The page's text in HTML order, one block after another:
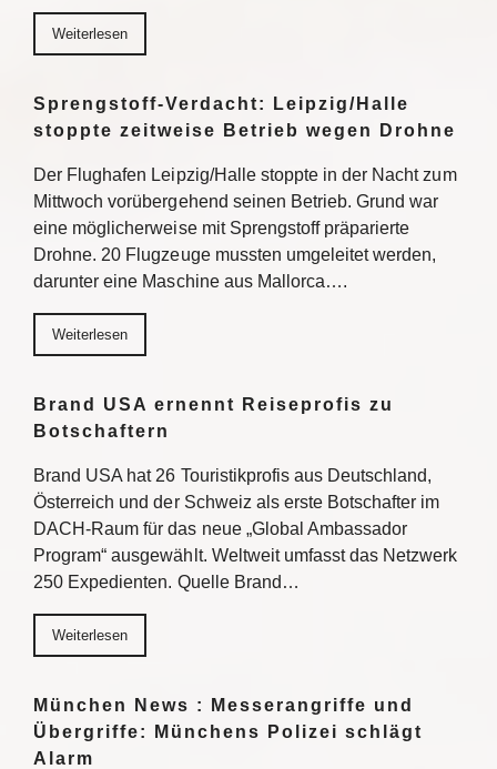
Weiterlesen
Sprengstoff-Verdacht: Leipzig/Halle
stoppte zeitweise Betrieb wegen Drohne
Der Flughafen Leipzig/Halle stoppte in der Nacht zum
Mittwoch vorübergehend seinen Betrieb. Grund war
eine möglicherweise mit Sprengstoff präparierte
Drohne. 20 Flugzeuge mussten umgeleitet werden,
darunter eine Maschine aus Mallorca….
Weiterlesen
Brand USA ernennt Reiseprofis zu
Botschaftern
Brand USA hat 26 Touristikprofis aus Deutschland,
Österreich und der Schweiz als erste Botschafter im
DACH-Raum für das neue „Global Ambassador
Program“ ausgewählt. Weltweit umfasst das Netzwerk
250 Expedienten. Quelle Brand…
Weiterlesen
München News : Messerangriffe und
Übergriffe: Münchens Polizei schlägt
Alarm